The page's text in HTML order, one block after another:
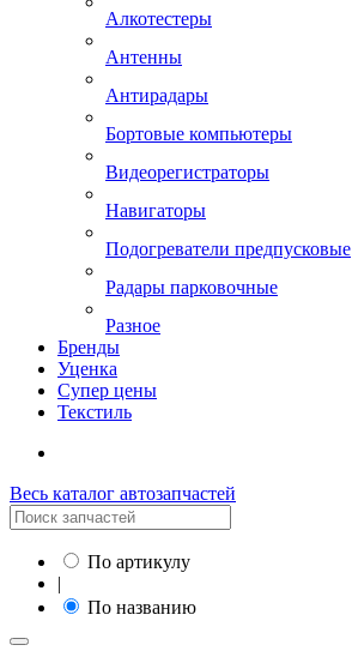
Алкотестеры
Антенны
Антирадары
Бортовые компьютеры
Видеорегистраторы
Навигаторы
Подогреватели предпусковые
Радары парковочные
Разное
Бренды
Уценка
Супер цены
Текстиль
Весь каталог автозапчастей
По артикулу
|
По названию